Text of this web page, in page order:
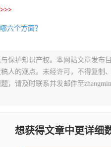
六个方面？
保护知识产权。本网站文章发布
人的观点。未经许可，不得复制
，请及时联系并发邮件至
想获得文章中更详细